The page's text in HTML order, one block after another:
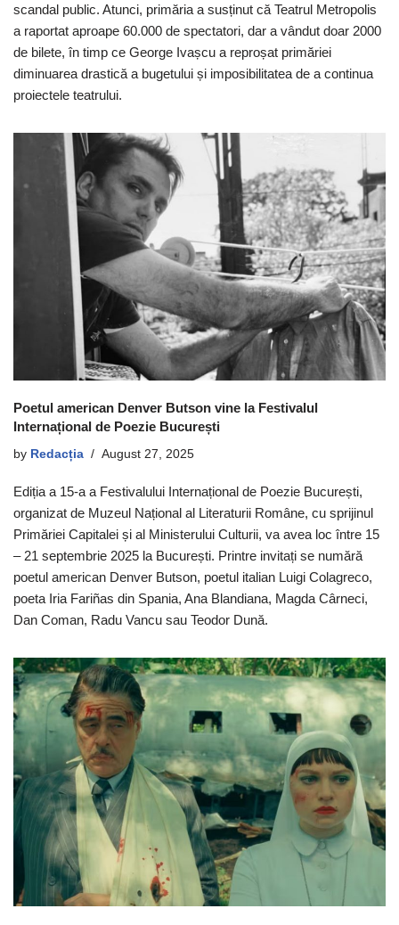
scandal public. Atunci, primăria a susținut că Teatrul Metropolis
a raportat aproape 60.000 de spectatori, dar a vândut doar 2000
de bilete, în timp ce George Ivașcu a reproșat primăriei
diminuarea drastică a bugetului și imposibilitatea de a continua
proiectele teatrului.
Poetul american Denver Butson vine la Festivalul
Internațional de Poezie București
by Redacția August 27, 2025
Ediția a 15-a a Festivalului Internațional de Poezie București,
organizat de Muzeul Național al Literaturii Române, cu sprijinul
Primăriei Capitalei și al Ministerului Culturii, va avea loc între 15
– 21 septembrie 2025 la București. Printre invitați se numără
poetul american Denver Butson, poetul italian Luigi Colagreco,
poeta Iria Fariñas din Spania, Ana Blandiana, Magda Cârneci,
Dan Coman, Radu Vancu sau Teodor Dună.